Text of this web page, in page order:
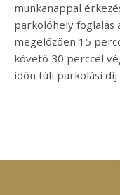
munkanappal
parkolóhely foglalás
megelőzően 15
követő 30 perccel
időn túli parkolási díj